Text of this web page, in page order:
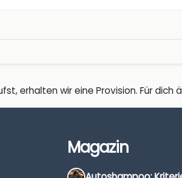
erhalten wir eine Provision. Für dich
Magazin